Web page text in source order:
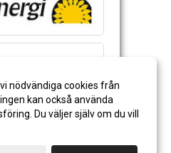
nödvändiga cookies från
kan också använda
Du väljer själv om du vill